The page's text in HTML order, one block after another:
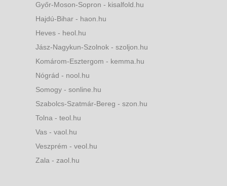
Győr-Moson-Sopron - kisalfold.hu
Hajdú-Bihar - haon.hu
Heves - heol.hu
Jász-Nagykun-Szolnok - szoljon.hu
Komárom-Esztergom - kemma.hu
Nógrád - nool.hu
Somogy - sonline.hu
Szabolcs-Szatmár-Bereg - szon.hu
Tolna - teol.hu
Vas - vaol.hu
Veszprém - veol.hu
Zala - zaol.hu